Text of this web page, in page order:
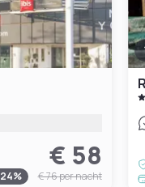
€ 58
24% € 76per nacht